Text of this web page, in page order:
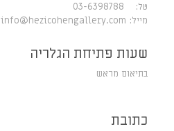
טל: 03-6398788
מייל: info@hezicohengallery.com
שעות פתיחת הגלריה
בתיאום מראש
כתובת